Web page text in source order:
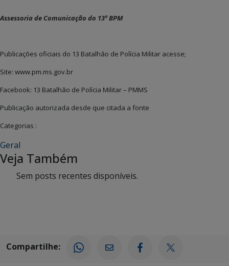
Assessoria de Comunicação do 13º BPM
Publicações oficiais do 13 Batalhão de Polícia Militar acesse;
Site: www.pm.ms.gov.br
Facebook: 13 Batalhão de Polícia Militar – PMMS
Publicação autorizada desde que citada a fonte
Categorias :
Geral
Veja Também
Sem posts recentes disponíveis.
Compartilhe: